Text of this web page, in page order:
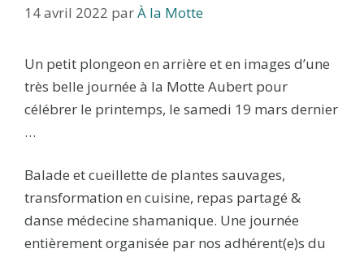
14 avril 2022 parÀ la Motte
Un petit plongeon en arrière et en images d’une
très belle journée à la Motte Aubert pour
célébrer le printemps, le samedi 19 mars dernier
…
Balade et cueillette de plantes sauvages,
transformation en cuisine, repas partagé &
danse médecine shamanique. Une journée
entièrement organisée par nos adhérent(e)s du